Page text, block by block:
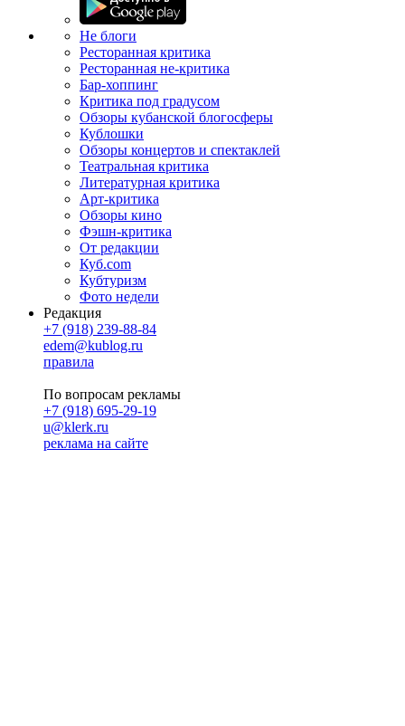
Не блоги
Ресторанная критика
Ресторанная не-критика
Бар-хоппинг
Критика под градусом
Обзоры кубанской блогосферы
Кублошки
Обзоры концертов и спектаклей
Театральная критика
Литературная критика
Арт-критика
Обзоры кино
Фэшн-критика
От редакции
Куб.com
Кубтуризм
Фото недели
Редакция
+7 (918) 239-88-84
edem@kublog.ru
правила
По вопросам рекламы
+7 (918) 695-29-19
u@klerk.ru
реклама на сайте